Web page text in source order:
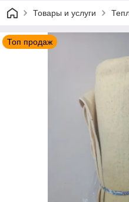
Товары и услуги
Топ продаж